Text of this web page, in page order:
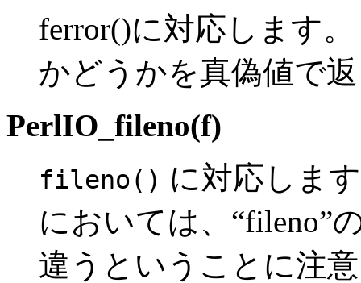
ferror()に対応します
かどうかを真偽値で
PerlIO_fileno(f)
fileno() に対応しま
においては、“fileno”
違うということに注